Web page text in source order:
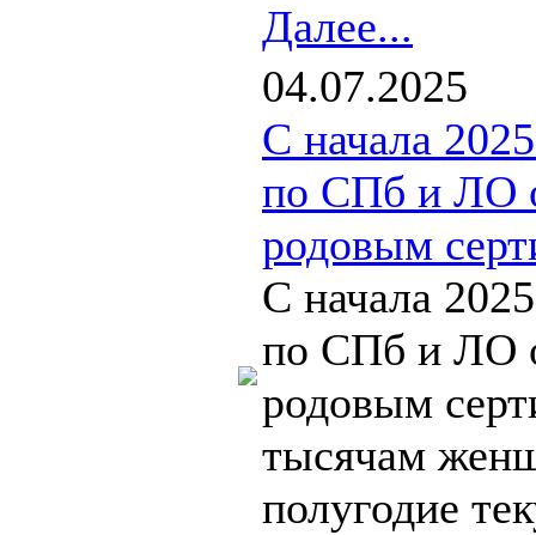
Далее...
04.07.2025
С начала
по СПб и ЛО
родовым
С начала
по СПб и ЛО
родовым
тысячам
полугодие